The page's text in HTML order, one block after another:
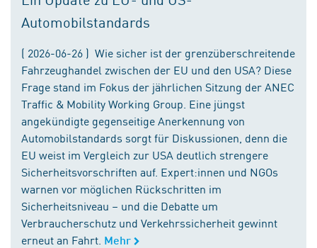
Automobilstandards
( 2026-06-26 ) Wie sicher ist der grenzüberschreitende
Fahrzeughandel zwischen der EU und den USA? Diese
Frage stand im Fokus der jährlichen Sitzung der ANEC
Traffic & Mobility Working Group. Eine jüngst
angekündigte gegenseitige Anerkennung von
Automobilstandards sorgt für Diskussionen, denn die
EU weist im Vergleich zur USA deutlich strengere
Sicherheitsvorschriften auf. Expert:innen und NGOs
warnen vor möglichen Rückschritten im
Sicherheitsniveau – und die Debatte um
Verbraucherschutz und Verkehrssicherheit gewinnt
erneut an Fahrt. Mehr